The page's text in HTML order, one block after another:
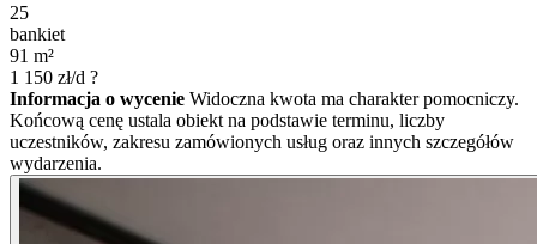
25
bankiet
91 m²
1 150 zł/d ?
Informacja o wycenie Widoczna kwota ma charakter pomocniczy.
Końcową cenę ustala obiekt na podstawie terminu, liczby
uczestników, zakresu zamówionych usług oraz innych szczegółów
wydarzenia.